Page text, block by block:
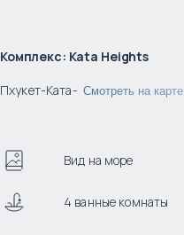
Комплекс: Kata Heights
Пхукет-Ката- Смотреть на карте
Вид на море
4 ванные комнаты